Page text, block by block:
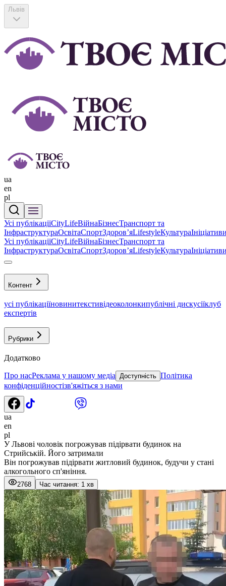
Львів
ua
en
pl
Усі публікаціїCityLifeВійнаБізнесТранспорт та
ІнфраструктураОсвітаСпортЗдоровʼяLifestyleКультура
Усі публікаціїCityLifeВійнаБізнесТранспорт та
ІнфраструктураОсвітаСпортЗдоровʼяLifestyleКультура
Контент
усі публікаціїновинитекстивідеоколонкипублічні дискусіїклуб
експертів
Рубрики
Додатково
Про насРеклама у нашому медіа Доступність Політика
конфіденційностізв'яжіться з нами
ua
en
pl
У Львові чоловік погрожував підірвати будинок на
Стрийській. Його затримали
Він погрожував підірвати житловий будинок, будучи у стані
алкогольного сп'яніння.
2768 Час читання: 1 хв